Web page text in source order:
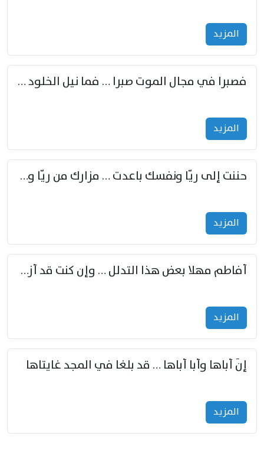
المزید
فصبرا في مجال الموت صبرا … فما نيل الخلود بمستطاع
المزید
حننت إلى ريّا ونفسك باعدت … مزارك من ريّا وشعباكما معا
المزید
أفاطم مهلا بعض هذا التدلل … وإن كنت قد أزمعت صرمي فأجملي
المزید
إنّ أباها وأبا أباها … قد بلغا في المجد غايتاها
المزید